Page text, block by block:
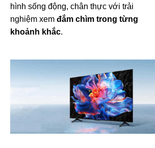
hình sống động, chân thực với trải
nghiệm xem đắm chìm trong từng
khoảnh khắc.